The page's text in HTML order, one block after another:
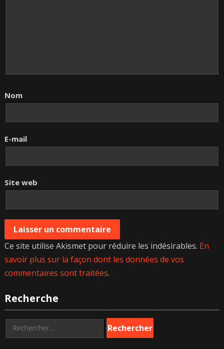
Nom
E-mail
Site web
Ce site utilise Akismet pour réduire les indésirables. En
savoir plus sur la façon dont les données de vos
commentaires sont traitées.
Recherche
Rechercher :